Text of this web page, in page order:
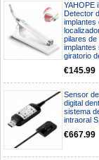
YAHOPE
Detector
implantes
pilares de
implantes
giratorio
€145.99
Sensor
digital
sistema
intraoral
€667.99